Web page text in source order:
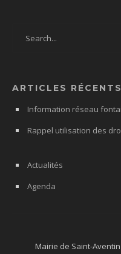
ARTICLES RÉCENTS
Information réseau
Rappel utilisation des
Actualités
Agenda
Mairie de Saint-